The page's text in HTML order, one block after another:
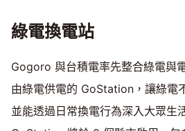
綠電換電站
Gogoro 與台積電率先整合綠電與
由綠電供電的 GoStation，讓綠電
並能透過日常換電行為深入大眾生